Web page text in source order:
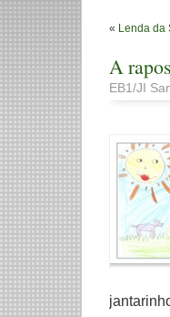
« Lenda da
A
EB1/JI